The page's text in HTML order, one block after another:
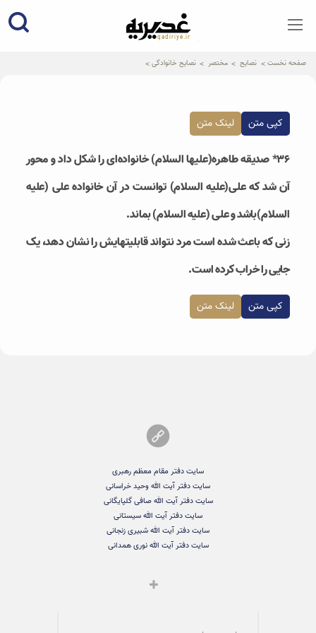
qadiriye.ir
نشریه ی غدیریه-بیانات استاد
صفحه نخست نصایح مختصر نصایح خانوادگی
کپی متن لینک متن
36* صدیقه طاهره(علیها السلام) خانواده‌ای را شکل داد و محور
آن شد که علی(علیه السلام) توانست در آن خانواده علی (علیه
السلام)باشد و علی (علیه السلام) بماند.
زنی که باعث شده است مرد نتواند قابلیتهایش را نشان دهد، یک
جایی را خراب کرده است.
کپی متن لینک متن
سایت دفتر مقام معظم رهبری
سایت دفتر آیت الله وحید خراسانی
سایت دفتر آیت الله صافی گلپایگانی
سایت دفتر آیت الله سیستانی
سایت دفتر آیت الله شبیری زنجانی
سایت دفتر آیت الله نوری همدانی